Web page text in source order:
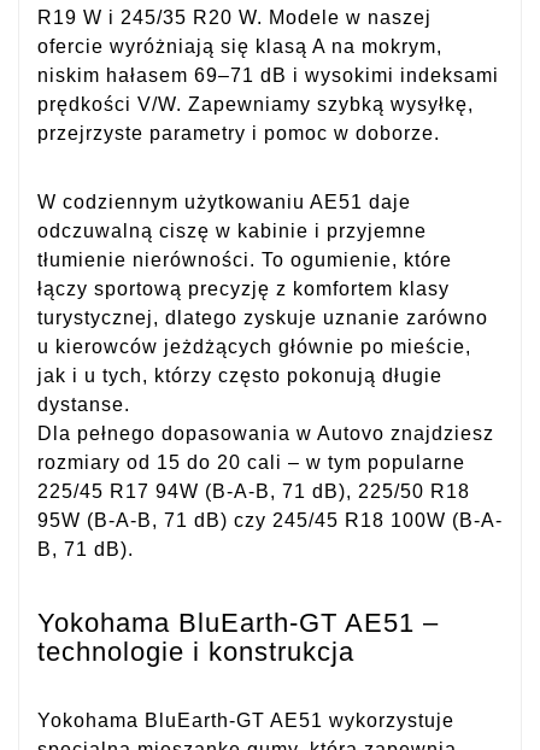
R19 W i 245/35 R20 W. Modele w naszej
ofercie wyróżniają się klasą A na mokrym,
niskim hałasem 69–71 dB i wysokimi indeksami
prędkości V/W. Zapewniamy szybką wysyłkę,
przejrzyste parametry i pomoc w doborze.
W codziennym użytkowaniu AE51 daje
odczuwalną ciszę w kabinie i przyjemne
tłumienie nierówności. To ogumienie, które
łączy sportową precyzję z komfortem klasy
turystycznej, dlatego zyskuje uznanie zarówno
u kierowców jeżdżących głównie po mieście,
jak i u tych, którzy często pokonują długie
dystanse.
Dla pełnego dopasowania w Autovo znajdziesz
rozmiary od 15 do 20 cali – w tym popularne
225/45 R17 94W (B-A-B, 71 dB), 225/50 R18
95W (B-A-B, 71 dB) czy 245/45 R18 100W (B-A-
B, 71 dB).
Yokohama BluEarth-GT AE51 –
technologie i konstrukcja
Yokohama BluEarth-GT AE51 wykorzystuje